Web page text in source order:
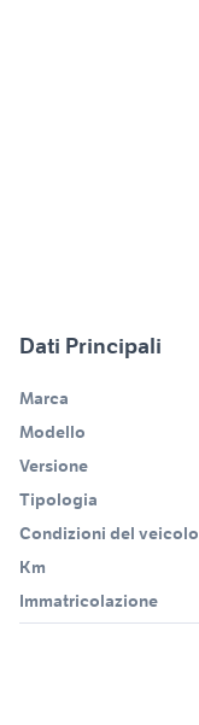
Dati Principali
Marca
Modello
Versione
Tipologia
Condizioni del veicolo
Km
Immatricolazione